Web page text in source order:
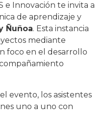
e Innovación te invita a
de aprendizaje y
Ñuñoa. Esta instancia
mediante
foco en el desarrollo
evento, los asistentes
uno a uno con